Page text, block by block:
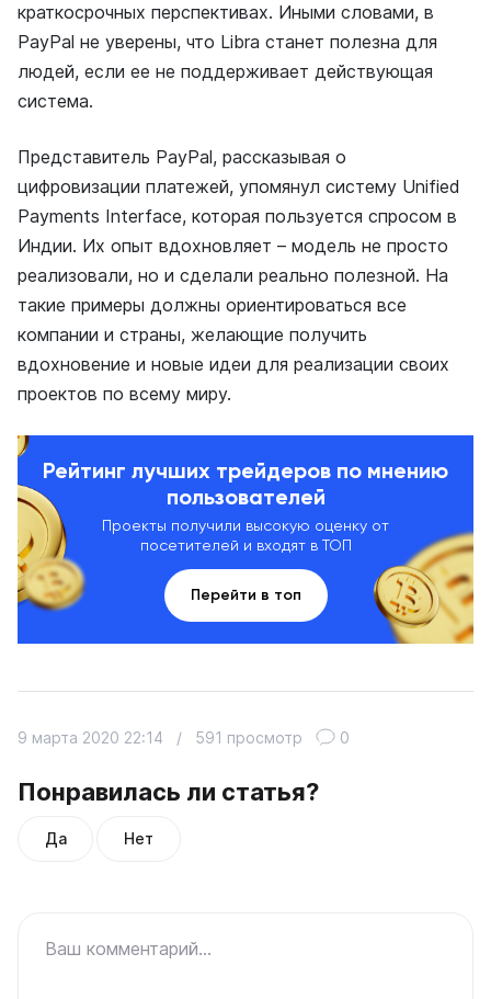
краткосрочных перспективах. Иными словами, в
PayPal не уверены, что Libra станет полезна для
людей, если ее не поддерживает действующая
система.
Представитель PayPal, рассказывая о
цифровизации платежей, упомянул систему Unified
Payments Interface, которая пользуется спросом в
Индии. Их опыт вдохновляет – модель не просто
реализовали, но и сделали реально полезной. На
такие примеры должны ориентироваться все
компании и страны, желающие получить
вдохновение и новые идеи для реализации своих
проектов по всему миру.
Рейтинг лучших трейдеров по мнению
пользователей
Проекты получили высокую оценку от
посетителей и входят в ТОП
Перейти в топ
Понравилась ли статья?
Да Нет
9 марта 2020 22:14 / 591 просмотр 0
Ваш комментарий...